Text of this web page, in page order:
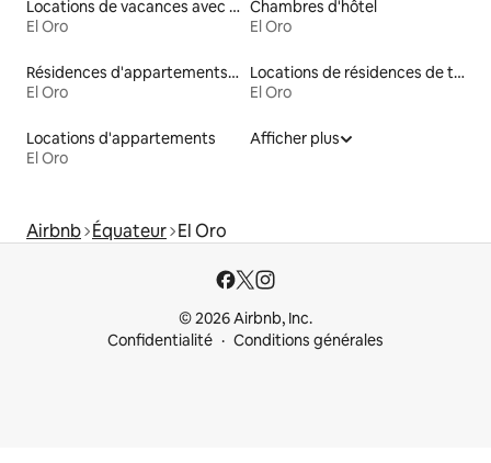
Locations de vacances avec piscine
El Oro
Chambres d'hôtel
El Oro
Résidences d'appartements en location
El Oro
Locations de résidences de tourisme
El Oro
Locations d'appartements
El Oro
Afficher plus
Airbnb Équateur El Oro
© 2026 Airbnb, Inc.
Confidentialité
Conditions générales